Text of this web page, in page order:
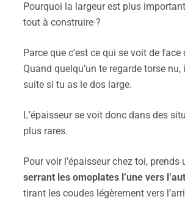
Pourquoi la largeur est plus
tout à construire ?
Parce que c’est ce qui se voit de
Quand quelqu’un te regarde torse
suite si tu as le dos large.
L’épaisseur se voit donc dans des
plus rares.
Pour voir l’épaisseur chez toi, prends
serrant les omoplates l’une vers
tirant les coudes légèrement vers